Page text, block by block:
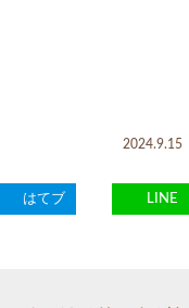
2024.9.15
はてブ LINE